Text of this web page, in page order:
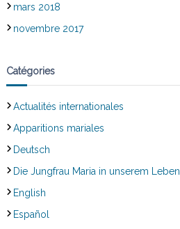
mars 2018
novembre 2017
Catégories
Actualités internationales
Apparitions mariales
Deutsch
Die Jungfrau Maria in unserem Leben
English
Español